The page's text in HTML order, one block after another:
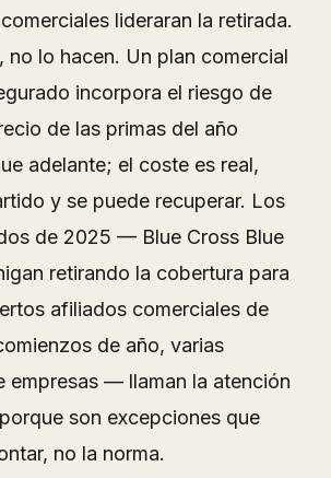
lideraran la retirada.
no lo hacen. Un plan comercial
incorpora el riesgo de
de las primas del año
adelante; el coste es real,
y se puede recuperar. Los
de 2025 — Blue Cross Blue
retirando la cobertura para
afiliados comerciales de
de año, varias
empresas — llaman la atención
son excepciones que
no la norma.